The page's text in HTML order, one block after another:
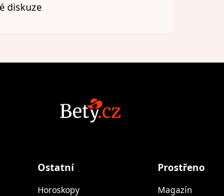
diskuze
Ostatní
Horoskopy
Prostřeno
Magazín